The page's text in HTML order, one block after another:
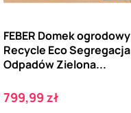
FEBER Domek ogrodowy
Recycle Eco Segregacja
Odpadów Zielona...
Cena
799,99 zł